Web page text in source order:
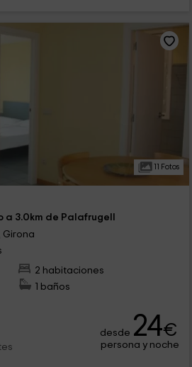
11 Fotos
3.0km de Palafrugell
Girona
2 habitaciones
1 baños
desde 24€
persona y noche